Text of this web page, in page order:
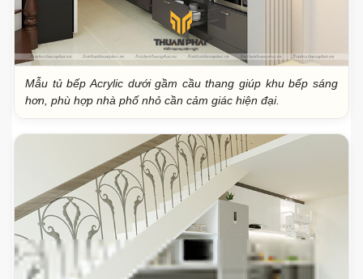
Mẫu tủ bếp Acrylic dưới gầm cầu thang giúp khu bếp sáng
hơn, phù hợp nhà phố nhỏ cần cảm giác hiện đại.